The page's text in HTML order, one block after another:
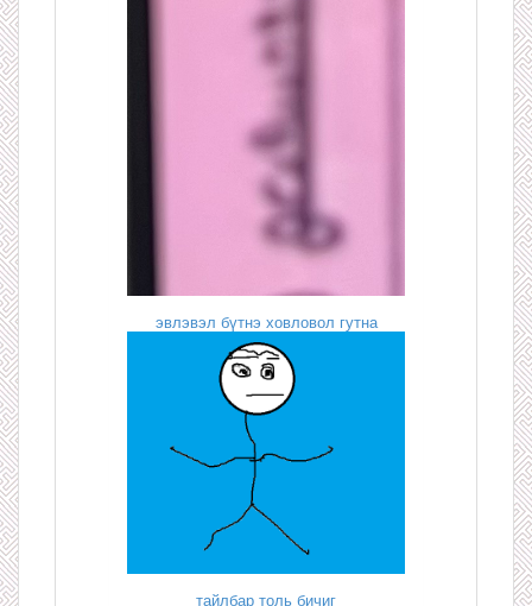
эвлэвэл бүтнэ ховловол гутна
тайлбар толь бичиг